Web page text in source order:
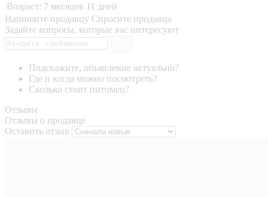
Возраст: 7 месяцев 11 дней
Напишите продавцу Спросите продавца
Задайте вопросы, которые вас интересуют
Подскажите, объявление актуально?
Где и когда можно посмотреть?
Сколько стоит питомец?
Отзывы
Отзывы о продавце
Оставить отзыв